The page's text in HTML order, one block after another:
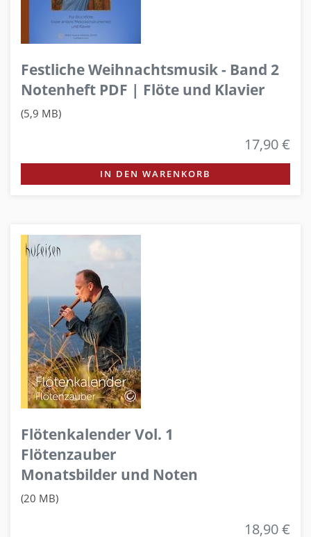
Festliche Weihnachtsmusik - Band 2
Notenheft PDF | Flöte und Klavier
(5,9 MB)
17,90 €
IN DEN WARENKORB
Flötenkalender Vol. 1
Flötenzauber
Monatsbilder und Noten
(20 MB)
18,90 €